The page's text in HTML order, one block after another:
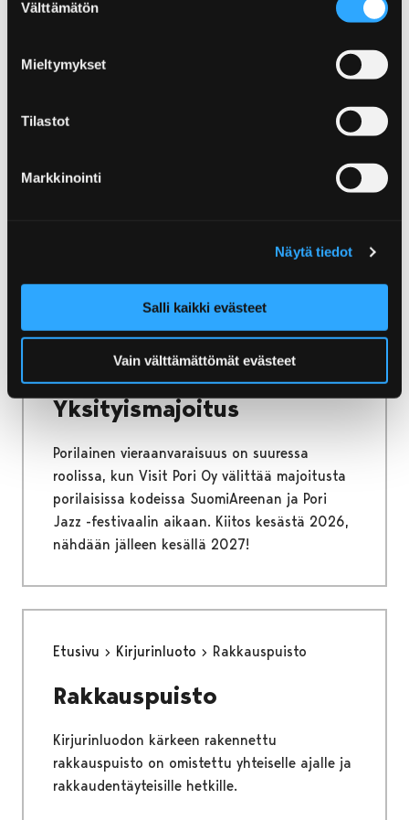
valinta
Välttämätön
Mieltymykset
Tilastot
Markkinointi
Näytä tiedot
Salli kaikki evästeet
Vain välttämättömät evästeet
ulkosaaristoon.
Etusivu
Tapahtumien markkinointi
Yhteistyö Visit Porin kanssa on ratkaisu!
Majoitu ja nauti Yksityismajoitus
Yksityismajoitus
Porilainen vieraanvaraisuus on suuressa
roolissa, kun Visit Pori Oy välittää majoitusta
porilaisissa kodeissa SuomiAreenan ja Pori
Jazz -festivaalin aikaan. Kiitos kesästä 2026,
nähdään jälleen kesällä 2027!
Etusivu Kirjurinluoto Rakkauspuisto
Rakkauspuisto
Kirjurinluodon kärkeen rakennettu
rakkauspuisto on omistettu yhteiselle ajalle ja
rakkaudentäyteisille hetkille.